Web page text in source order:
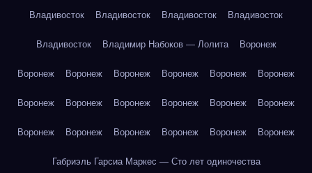
Владивосток Владивосток Владивосток Владивосток
Владивосток Владимир Набоков — Лолита Воронеж
Воронеж Воронеж Воронеж Воронеж Воронеж Воронеж
Воронеж Воронеж Воронеж Воронеж Воронеж Воронеж
Воронеж Воронеж Воронеж Воронеж Воронеж Воронеж
Габриэль Гарсиа Маркес — Сто лет одиночества